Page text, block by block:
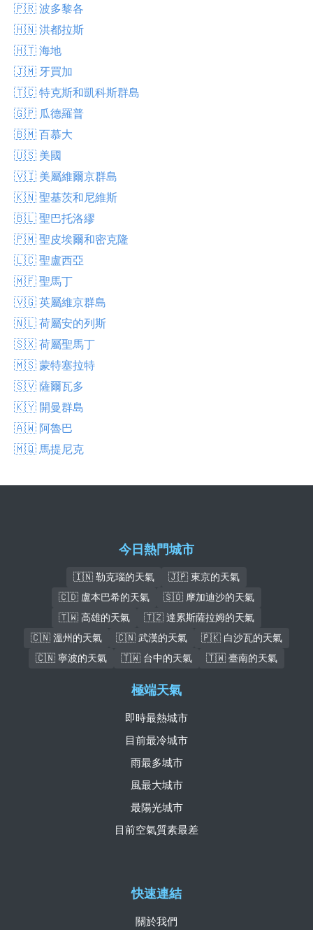
🇵🇷 波多黎各
🇭🇳 洪都拉斯
🇭🇹 海地
🇯🇲 牙買加
🇹🇨 特克斯和凱科斯群島
🇬🇵 瓜德羅普
🇧🇲 百慕大
🇺🇸 美國
🇻🇮 美屬維爾京群島
🇰🇳 聖基茨和尼維斯
🇧🇱 聖巴托洛繆
🇵🇲 聖皮埃爾和密克隆
🇱🇨 聖盧西亞
🇲🇫 聖馬丁
🇻🇬 英屬維京群島
🇳🇱 荷屬安的列斯
🇸🇽 荷屬聖馬丁
🇲🇸 蒙特塞拉特
🇸🇻 薩爾瓦多
🇰🇾 開曼群島
🇦🇼 阿魯巴
🇲🇶 馬提尼克
今日熱門城市
🇮🇳 勒克瑙的天氣
🇯🇵 東京的天氣
🇨🇩 盧本巴希的天氣
🇸🇴 摩加迪沙的天氣
🇹🇼 高雄的天氣
🇹🇿 達累斯薩拉姆的天氣
🇨🇳 溫州的天氣
🇨🇳 武漢的天氣
🇵🇰 白沙瓦的天氣
🇨🇳 寧波的天氣
🇹🇼 台中的天氣 🇹🇼 臺南的天氣
快速連結
關於我們
極端天氣
即時最熱城市
目前最冷城市
雨最多城市
風最大城市
最陽光城市
目前空氣質素最差